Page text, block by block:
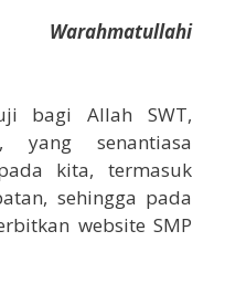
bagi Allah SWT,
yang senantiasa
kita, termasuk
sehingga pada
website SMP